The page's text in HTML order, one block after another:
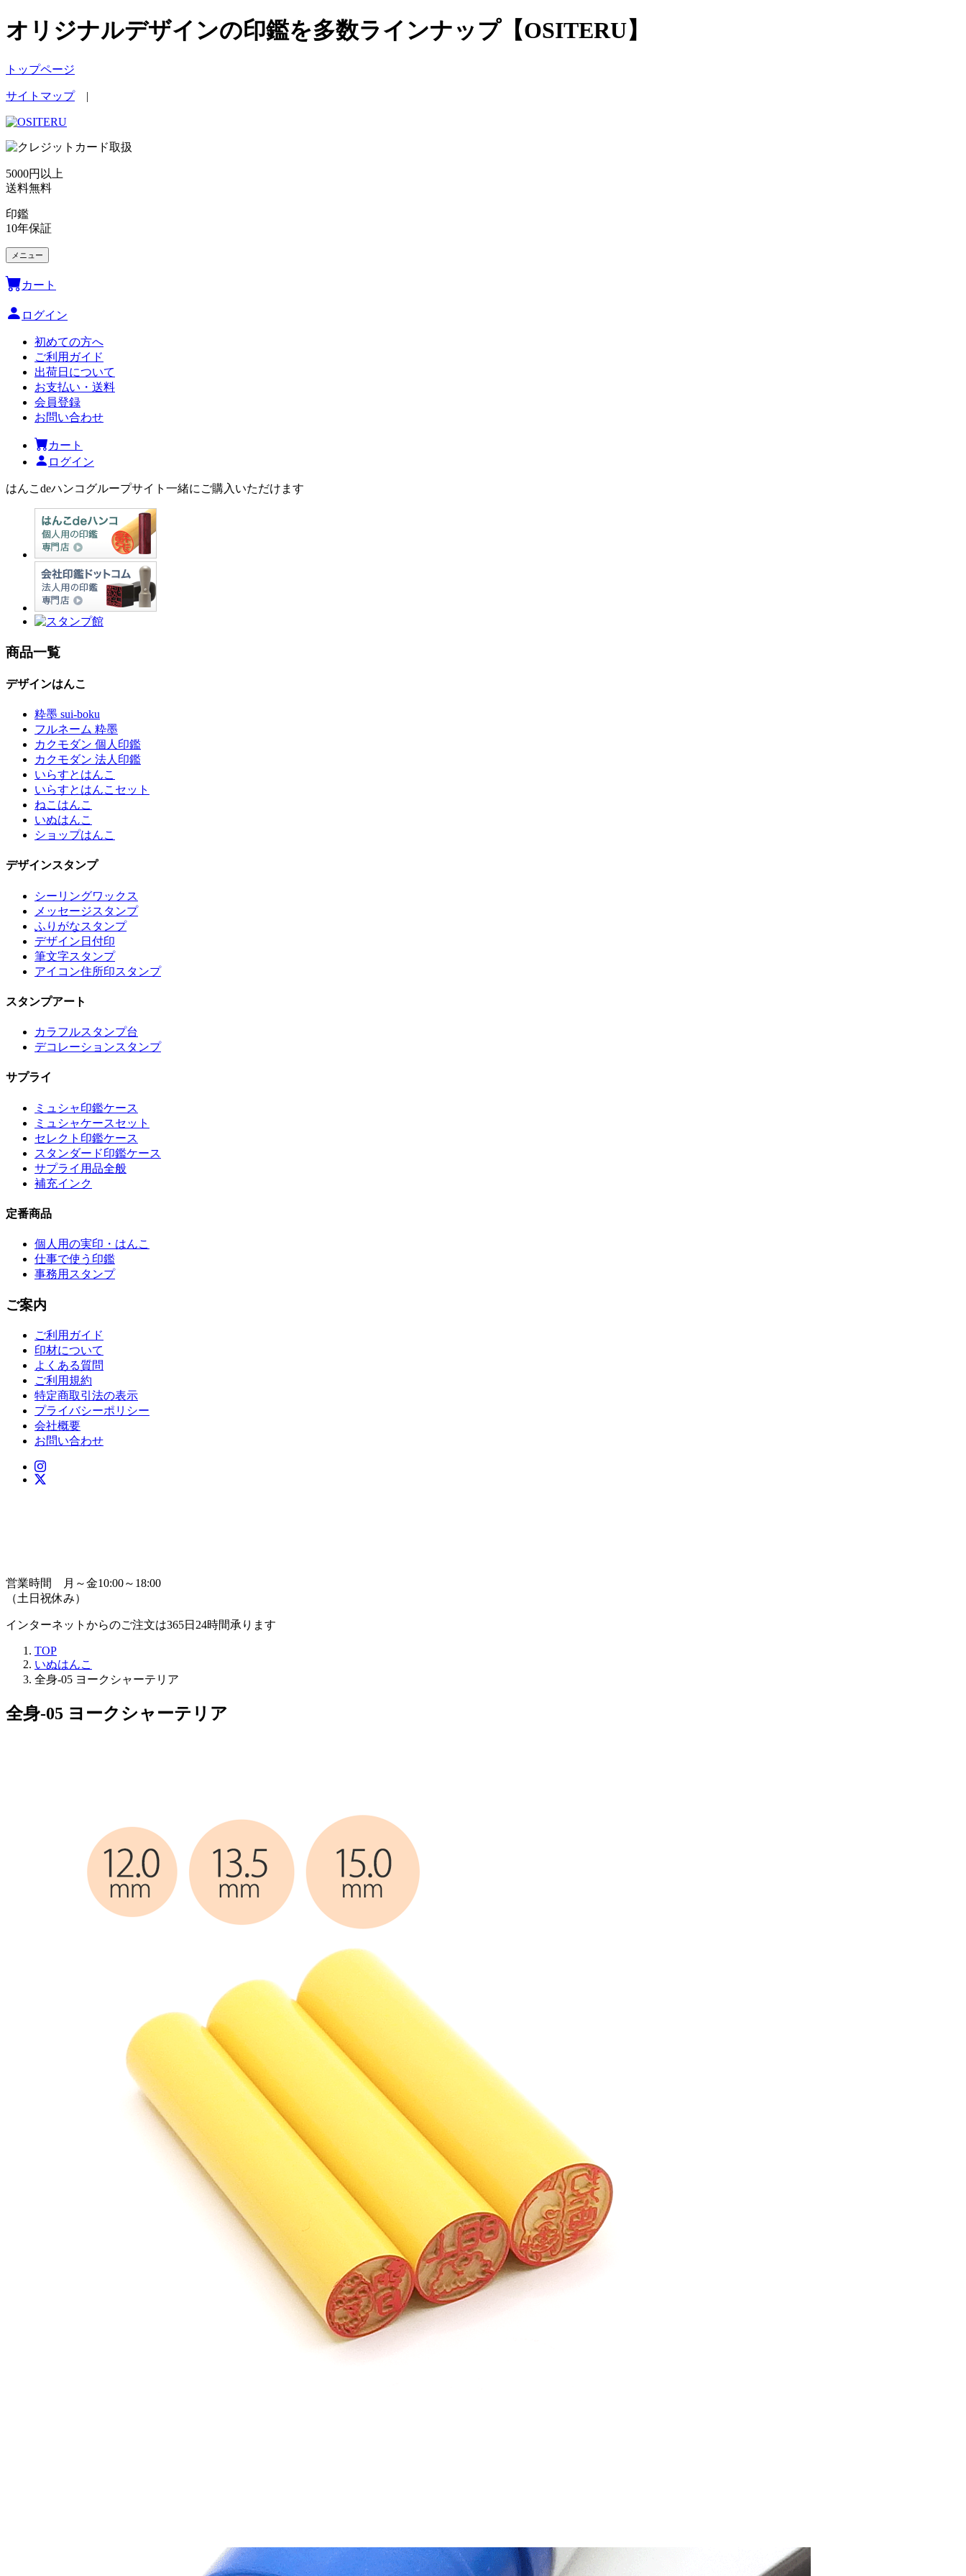
オリジナルデザインの印鑑を多数ラインナップ【OSITERU】
トップページ
サイトマップ|
5000円以上
送料無料
印鑑
10年保証
メニュー
カート
ログイン
初めての方へ
ご利用ガイド
出荷日について
お支払い・送料
会員登録
お問い合わせ
カート
ログイン
はんこdeハンコグループサイト 一緒にご購入いただけます
商品一覧
デザインはんこ
粋墨 sui-boku
フルネーム 粋墨
カクモダン 個人印鑑
カクモダン 法人印鑑
いらすとはんこ
いらすとはんこセット
ねこはんこ
いぬはんこ
ショップはんこ
デザインスタンプ
シーリングワックス
メッセージスタンプ
ふりがなスタンプ
デザイン日付印
筆文字スタンプ
アイコン住所印スタンプ
スタンプアート
カラフルスタンプ台
デコレーションスタンプ
サプライ
ミュシャ印鑑ケース
ミュシャケースセット
セレクト印鑑ケース
スタンダード印鑑ケース
サプライ用品全般
補充インク
定番商品
個人用の実印・はんこ
仕事で使う印鑑
事務用スタンプ
ご案内
ご利用ガイド
印材について
よくある質問
ご利用規約
特定商取引法の表示
プライバシーポリシー
会社概要
お問い合わせ
営業時間 月～金10:00～18:00
（土日祝休み）
インターネットからのご注文は365日24時間承ります
TOP
いぬはんこ
全身-05 ヨークシャーテリア
全身-05 ヨークシャーテリア